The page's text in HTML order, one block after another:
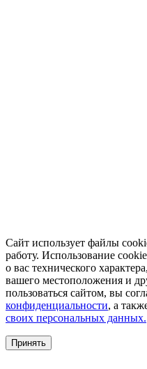
Сайт использует файлы
работу. Использование
о вас технического
вашего местоположения и
пользоваться сайтом, вы
конфиденциальности, а
своих персональных данных.
Принять